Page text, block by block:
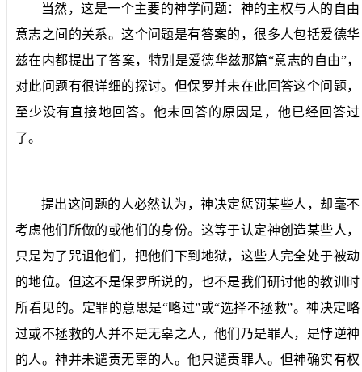
当然，这是一个主要的神学问题：神的主权与人的自由
意志之间的关系。这个问题是有答案的，很多人包括爱德华
兹在内都提出了答案，特别是爱德华兹那篇“意志的自由”，
对此问题有很详细的探讨。但保罗并未在此回答这个问题，
至少没有直接地回答。他未回答的原因是，他已经回答过
了。
提出这问题的人必然认为，神决定惩罚某些人，却毫不
考虑他们所做的或他们的身份。这等于认定神创造某些人，
只是为了咒诅他们，把他们下到地狱，这些人完全处于被动
的地位。但这不是保罗所说的，也不是我们研讨他的教训时
所看见的。定罪的意思是“略过”或“选择不拯救”。神决定略
过或不拯救的人并不是无辜之人，他们乃是罪人，是悖逆神
的人。神并未谴责无辜的人。他只谴责罪人。但神确实有权